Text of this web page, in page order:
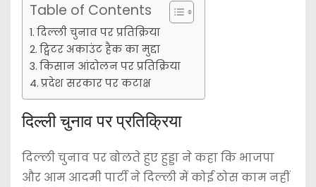
Table of Contents
दिल्ली चुनाव पर प्रतिक्रिया
ट्विटर अकाउंट हैक का मुद्दा
किसान आंदोलन पर प्रतिक्रिया
प्रदेश सरकार पर कटाक्ष
दिल्ली चुनाव पर प्रतिक्रिया
दिल्ली चुनाव पर बोलते हुए हुड्डा ने कहा कि भाजपा
और आम आदमी पार्टी ने दिल्ली में कोई ठोस काम नहीं